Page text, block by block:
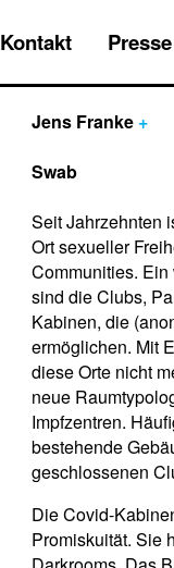
Kontakt Presse
Jens Franke +
Swab
Seit Jahrzehnten
Ort sexueller
Communities.
sind die Clubs,
Kabinen, die
ermöglichen. Mit
diese Orte nicht
neue
Impfzentren.
bestehende
geschlossenen
Die Covid-
Promiskuität. Sie